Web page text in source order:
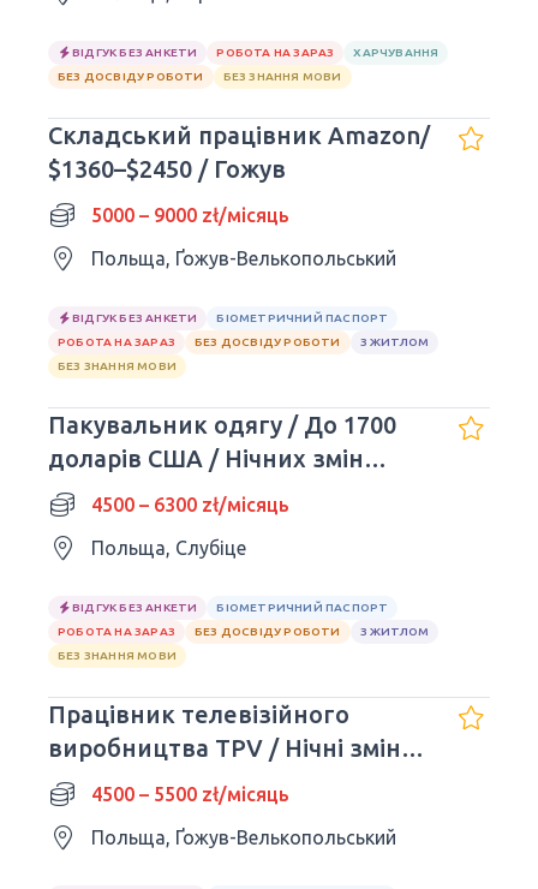
ВІДГУК БЕЗ АНКЕТИ РОБОТА НА ЗАРАЗ
ХАРЧУВАННЯ
БЕЗ ДОСВІДУ РОБОТИ
БЕЗ ЗНАННЯ МОВИ
Складський працівник Amazon/
$1360–$2450 / Гожув
5000 – 9000 zł/місяць
Польща, Ґожув-Велькопольський
ВІДГУК БЕЗ АНКЕТИ
БІОМЕТРИЧНИЙ ПАСПОРТ
РОБОТА НА ЗАРАЗ
БЕЗ ДОСВІДУ РОБОТИ
З ЖИТЛОМ
БЕЗ ЗНАННЯ МОВИ
Пакувальник одягу / До 1700
доларів США / Нічних змін
немає4500 – 6300 zł/місяць
Польща, Слубіце
ВІДГУК БЕЗ АНКЕТИ
БІОМЕТРИЧНИЙ ПАСПОРТ
РОБОТА НА ЗАРАЗ
БЕЗ ДОСВІДУ РОБОТИ
З ЖИТЛОМ
БЕЗ ЗНАННЯ МОВИ
Працівник телевізійного
виробництва TPV / Нічні зміни
не потрібні
4500 – 5500 zł/місяць
Польща, Ґожув-Велькопольський